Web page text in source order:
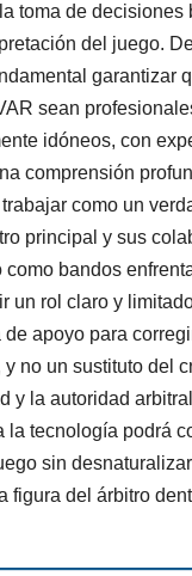
toma de decisiones
del juego.
garantizar
sean
idóneos, con
comprensión
como un
principal y sus
como bandos
un rol claro y
de apoyo para
y no un sustituto del
y la autoridad
la tecnología podrá
sin
figura del árbitro